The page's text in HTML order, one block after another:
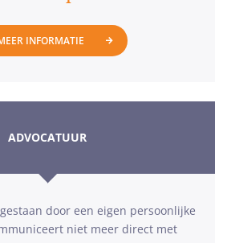
INFORMATIE
ADVOCATUUR
door een eigen persoonlijke
niet meer direct met